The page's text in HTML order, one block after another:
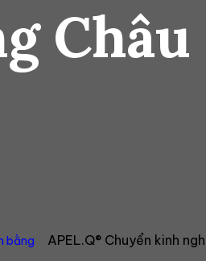
bằng APEL.Q® Chuyển kinh